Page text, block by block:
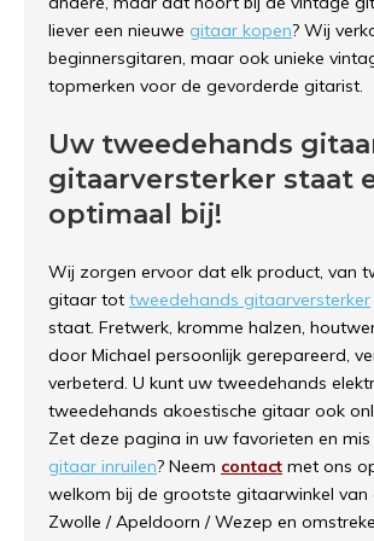
liever een nieuwe gitaar kopen? Wij
beginnersgitaren, maar ook unieke
topmerken voor de gevorderde gitarist.
Uw tweedehands
gitaarversterker staat
optimaal bij!
Wij zorgen ervoor dat elk product, van
gitaar tot tweedehands gitaarversterker
staat. Fretwerk, kromme halzen,
door Michael persoonlijk gerepareerd,
verbeterd. U kunt uw tweedehands
tweedehands akoestische gitaar ook
Zet deze pagina in uw favorieten en
gitaar inruilen? Neem contact met ons
welkom bij de grootste gitaarwinkel van
Zwolle / Apeldoorn / Wezep en